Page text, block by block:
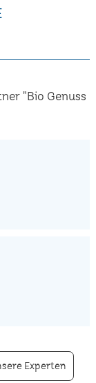
"Bio Genuss
Experten